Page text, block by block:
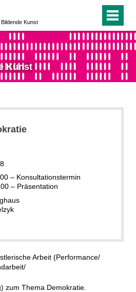
Kunst
Kunst
– Konsultationstermin
– Präsentation
Arbeit (Performance/
zum Thema Demokratie.